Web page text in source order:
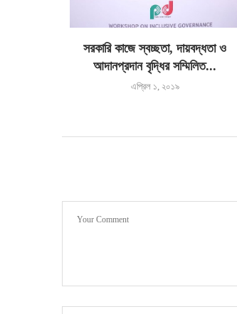
সরকারি কাজে স্বচ্ছতা, দায়বদ্ধতা ও
আদানপ্রদান বৃদ্ধির সম্মিলিত...
এপ্রিল ১, ২০১৯